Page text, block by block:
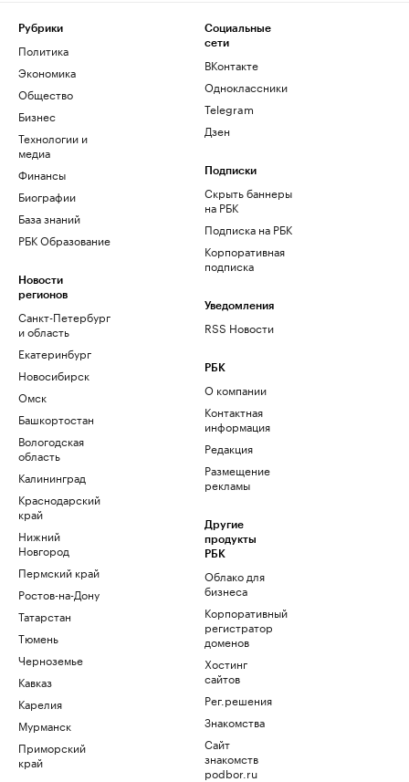
Рубрики
Политика
Экономика
Общество
Бизнес
Технологии и
медиа
Финансы
Биографии
База знаний
РБК Образование
Новости
регионов
Санкт-Петербург
и область
Екатеринбург
Новосибирск
Омск
Башкортостан
Вологодская
область
Калининград
Краснодарский
край
Нижний
Новгород
Пермский край
Ростов-на-Дону
Татарстан
Тюмень
Черноземье
Кавказ
Карелия
Мурманск
Приморский
край
Социальные
сети
ВКонтакте
Одноклассники
Telegram
Дзен
Подписки
Скрыть баннеры
на РБК
Подписка на РБК
Корпоративная
подписка
Уведомления
RSS Новости
РБК
О компании
Контактная
информация
Редакция
Размещение
рекламы
Другие
продукты
РБК
Облако для
бизнеса
Корпоративный
регистратор
доменов
Хостинг
сайтов
Рег.решения
Знакомства
Сайт
знакомств
podbor.ru